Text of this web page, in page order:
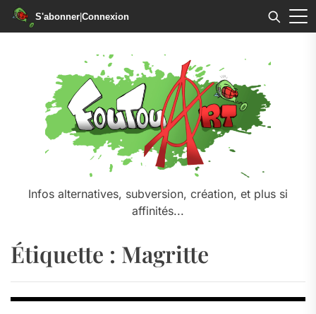
S'abonner|Connexion
Infos alternatives, subversion, création, et plus si
affinités...
Étiquette : Magritte